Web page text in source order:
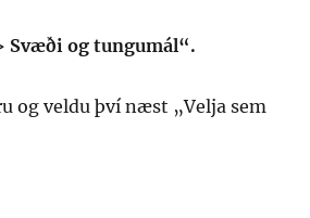
Svæði og tungumál“.
og veldu því næst „Velja sem